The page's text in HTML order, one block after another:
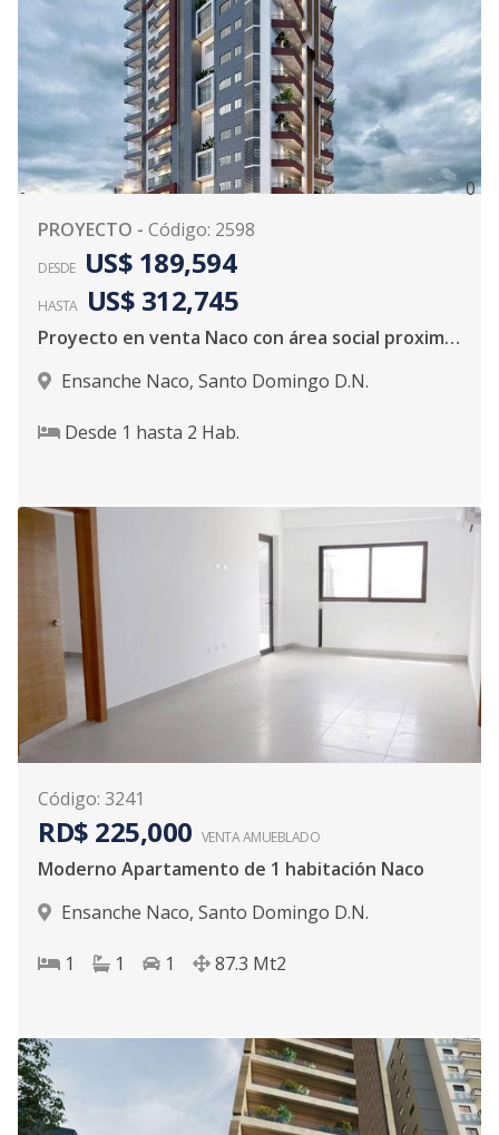
0
PROYECTO - Código: 2598
DESDE US$ 189,594
HASTA US$ 312,745
Proyecto en venta Naco con área social proximo a entregarse
Ensanche Naco, Santo Domingo D.N.
Desde 1 hasta 2 Hab.
Código: 3241
RD$ 225,000 VENTA AMUEBLADO
Moderno Apartamento de 1 habitación Naco
Ensanche Naco, Santo Domingo D.N.
1 1 1 87.3 Mt2